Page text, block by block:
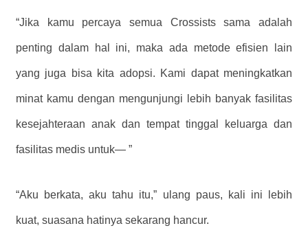
“Jika kamu percaya semua Crossists sama adalah
penting dalam hal ini, maka ada metode efisien lain
yang juga bisa kita adopsi. Kami dapat meningkatkan
minat kamu dengan mengunjungi lebih banyak fasilitas
kesejahteraan anak dan tempat tinggal keluarga dan
fasilitas medis untuk— ”
“Aku berkata, aku tahu itu,” ulang paus, kali ini lebih
kuat, suasana hatinya sekarang hancur.